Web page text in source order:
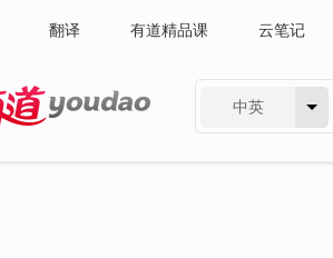
翻译 有道精品课 云笔记
中英